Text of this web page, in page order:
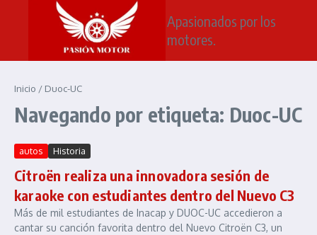
Saltar al contenido
Apasionados por los
motores.
Inicio / Duoc-UC
Navegando por etiqueta: Duoc-UC
autos Historia
Citroën realiza una innovadora sesión de
karaoke con estudiantes dentro del Nuevo C3
Más de mil estudiantes de Inacap y DUOC-UC accedieron a
cantar su canción favorita dentro del Nuevo Citroën C3, un